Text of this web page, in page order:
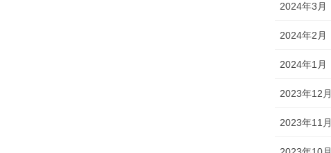
2024年3月
2024年2月
2024年1月
2023年12月
2023年11月